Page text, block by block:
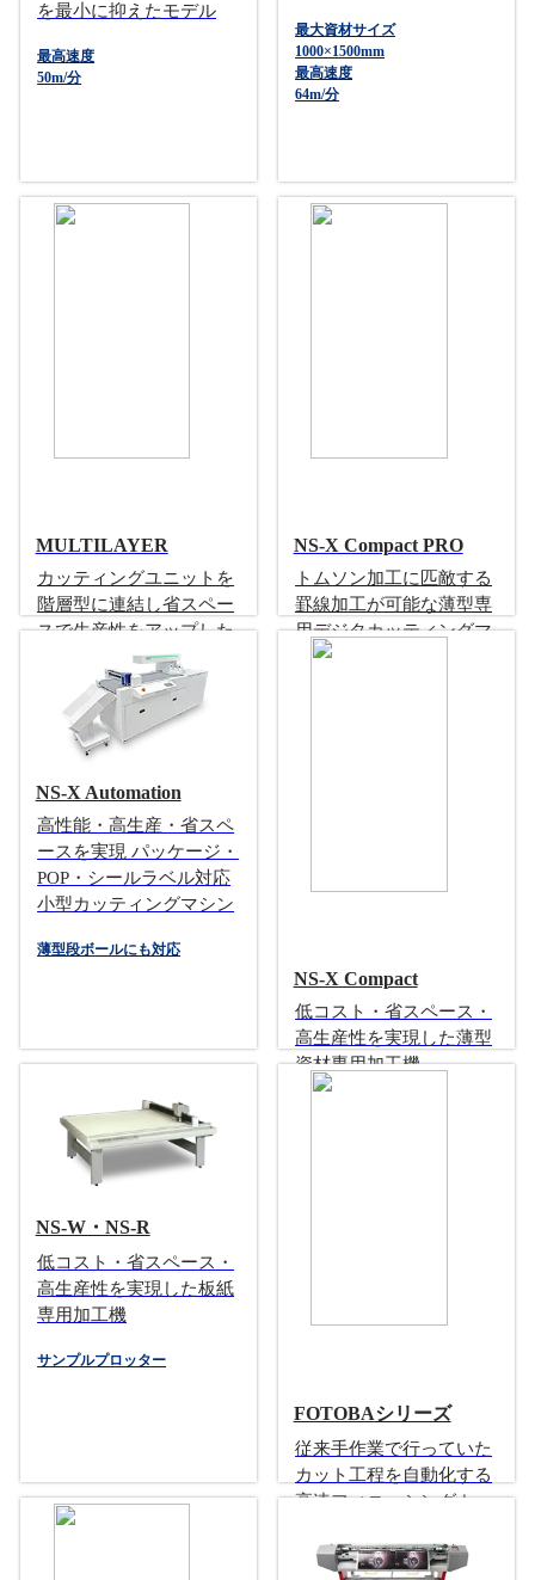
を最小に抑えたモデル
最高速度
50m/分
最大資材サイズ
1000×1500mm
最高速度
64m/分
MULTILAYER
カッティングユニットを
階層型に連結し省スペー
スで生産性をアップした
オリジナルカッティング
マシン
特許取得のスタイリッシュデザ
NS-X Compact PRO
トムソン加工に匹敵する
罫線加工が可能な薄型専
用デジタカッティングマ
シン
NS-X Automation
高性能・高生産・省スペ
ースを実現 パッケージ・
POP・シールラベル対応
小型カッティングマシン
薄型段ボールにも対応
NS-X Compact
低コスト・省スペース・
高生産性を実現した薄型
資材専用加工機
NS-W・NS-R
低コスト・省スペース・
高生産性を実現した板紙
専用加工機
サンプルプロッター
FOTOBAシリーズ
従来手作業で行っていた
カット工程を自動化する
高速フィニッシングカッ
ロール紙＆シート専用カット機